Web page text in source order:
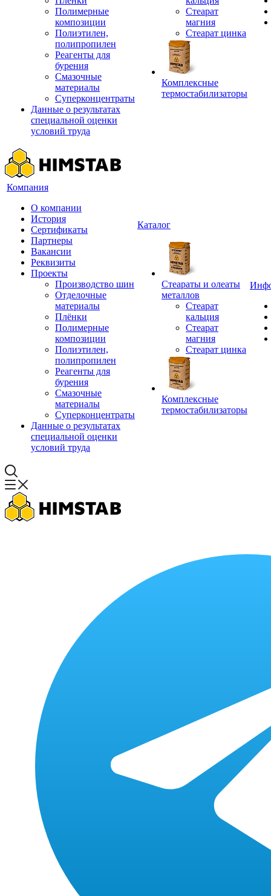
Полимерные
композиции
Полиэтилен,
полипропилен
Реагенты для
бурения
Смазочные
материалы
Суперконцентраты
Данные о результатах
специальной оценки
условий труда
Стеарат
магния
Стеарат цинка
Комплексные
термостабилизаторы
Компания
О компании
История
Сертификаты
Партнеры
Вакансии
Реквизиты
Проекты
Производство шин
Отделочные
материалы
Плёнки
Полимерные
композиции
Полиэтилен,
полипропилен
Реагенты для
бурения
Смазочные
материалы
Суперконцентраты
Данные о результатах
специальной оценки
условий труда
Каталог
Стеараты и олеаты
металлов
Стеарат
кальция
Стеарат
магния
Стеарат цинка
Комплексные
термостабилизаторы